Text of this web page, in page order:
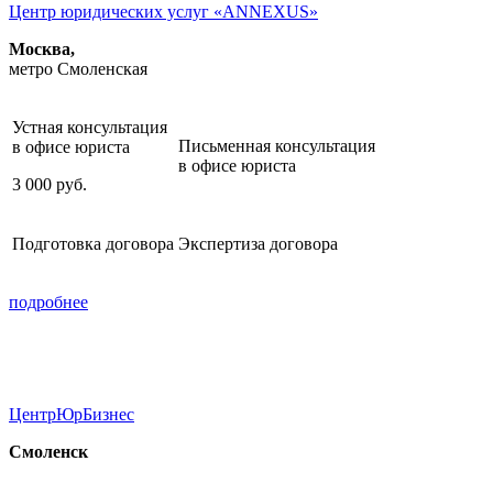
Центр юридических услуг «ANNEXUS»
Москва,
метро Смоленская
Устная консультация
в офисе юриста
3 000 руб.
Письменная консультация
в офисе юриста
Подготовка договора Экспертиза договора
подробнее
ЦентрЮрБизнес
Смоленск